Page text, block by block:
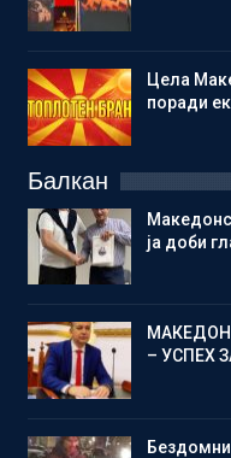
Цела
поради
Балкан
ја доби
– УСПЕХ